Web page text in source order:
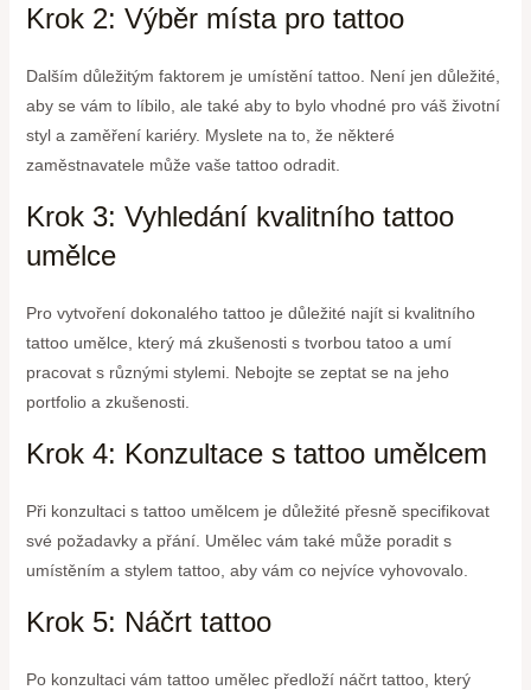
Krok 2: Výběr místa pro tattoo
Dalším důležitým faktorem je umístění tattoo. Není jen důležité,
aby se vám to líbilo, ale také aby to bylo vhodné pro váš životní
styl a zaměření kariéry. Myslete na to, že některé
zaměstnavatele může vaše tattoo odradit.
Krok 3: Vyhledání kvalitního tattoo
umělce
Pro vytvoření dokonalého tattoo je důležité najít si kvalitního
tattoo umělce, který má zkušenosti s tvorbou tatoo a umí
pracovat s různými stylemi. Nebojte se zeptat se na jeho
portfolio a zkušenosti.
Krok 4: Konzultace s tattoo umělcem
Při konzultaci s tattoo umělcem je důležité přesně specifikovat
své požadavky a přání. Umělec vám také může poradit s
umístěním a stylem tattoo, aby vám co nejvíce vyhovovalo.
Krok 5: Náčrt tattoo
Po konzultaci vám tattoo umělec předloží náčrt tattoo, který